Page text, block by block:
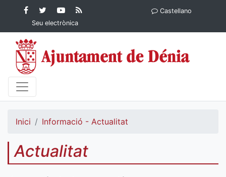
Contingut principalFacebook
Ajuntament de Dénia
Twitter
Ajuntament de
Dénia
YouTube
Ajuntament
de Dénia
Ajuntament
Seu electrònica
Castellano
Inici Informació - Actualitat
Actualitat